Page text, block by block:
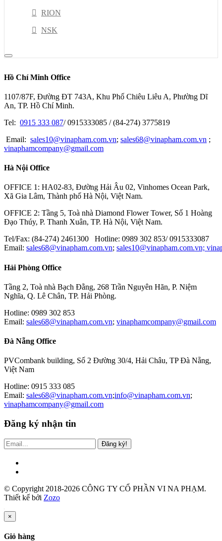
RION
NSK
JEL
Kyoritsu
GOOT
OPTEX-FA
MITOTUYO
Hồ Chí Minh Office
1107/87F, Đường ĐT 743A, Khu Phố Chiêu Liêu A, Phường Dĩ
An, TP. Hồ Chí Minh.
Tel: 0915 333 087/ 0915333085 / (84-274) 3775819
Email: sales10@vinapham.com.vn; sales68@vinapham.com.vn ;
vinaphamcompany@gmail.com
Hà Nội Office
OFFICE 1: HA02-83, Đường Hải Âu 02, Vinhomes Ocean Park,
Xã Gia Lâm, Thành phố Hà Nội, Việt Nam.
OFFICE 2: Tầng 5, Toà nhà Diamond Flower Tower, Số 1 Hoàng
Đạo Thúy, P. Thanh Xuân, TP. Hà Nội, Việt Nam.
Tel/Fax: (84-274) 2461300 Hotline: 0989 302 853/ 0915333087
Email: sales68@vinapham.com.vn; sales10@vinapham.com.vn;
Hải Phòng Office
Tầng 2, Toà nhà Bạch Đằng, 268 Trần Nguyên Hãn, P. Niệm
Nghĩa, Q. Lê Chân, TP. Hải Phòng.
Hotline: 0989 302 853
Email: sales68@vinapham.com.vn; vinaphamcompany@gmail.com
Đà Nẵng Office
PVCombank building, Số 2 Đường 30/4, Hải Châu, TP Đà Nẵng,
Việt Nam
Hotline: 0915 333 085
Email: sales68@vinapham.com.vn;info@vinapham.com.vn;
vinaphamcompany@gmail.com
Đăng ký nhận tin
Đăng ký!
© Copyright 2018-2026 CÔNG TY CỔ PHẦN VI NA PHẠM.
Thiết kế bởi Zozo
×
Giỏ hàng